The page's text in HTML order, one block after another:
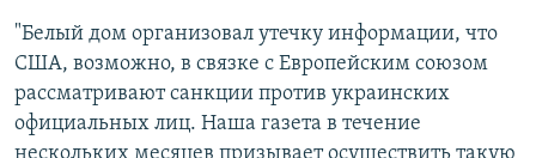
"Белый дом организовал утечку информации, что
США, возможно, в связке с Европейским союзом
рассматривают санкции против украинских
официальных лиц. Наша газета в течение